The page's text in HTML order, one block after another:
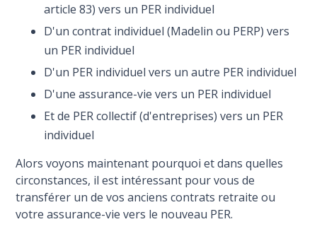
article 83) vers un PER individuel
D'un contrat individuel (Madelin ou PERP) vers
un PER individuel
D'un PER individuel vers un autre PER individuel
D'une assurance-vie vers un PER individuel
Et de PER collectif (d'entreprises) vers un PER
individuel
Alors voyons maintenant pourquoi et dans quelles
circonstances, il est intéressant pour vous de
transférer un de vos anciens contrats retraite ou
votre assurance-vie vers le nouveau PER.